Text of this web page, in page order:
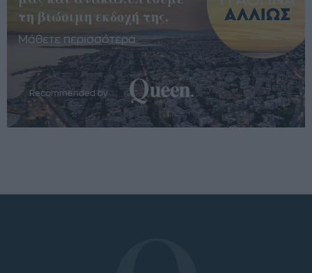
τη βιώσιμη εκδοχή της.
Μάθετε περισσότερα
Recommended by